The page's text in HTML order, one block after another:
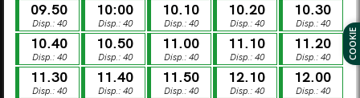
Disponibile Disponibilità limitata
Sold out
Visita guidata percorso museale visitatori individuali
Visita guidata mostra visitatori individuali
M G V D
09.50
Disp.: 40
10:00
Disp.: 40
10.10
Disp.: 40
10.20
Disp.: 40
10.30
Disp.: 40
10.40
Disp.: 40
10.50
Disp.: 40
11.00
Disp.: 40
11.10
Disp.: 40
11.20
Disp.: 40
11.30
Disp.: 40
11.40
Disp.: 40
11.50
Disp.: 40
12.10
Disp.: 40
12.00
Disp.: 40
COOKIE